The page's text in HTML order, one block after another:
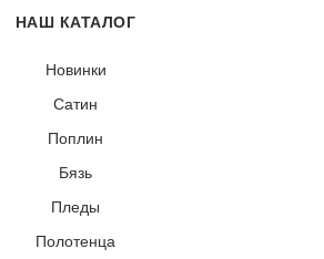
НАШ КАТАЛОГ
Новинки
Сатин
Поплин
Бязь
Пледы
Полотенца